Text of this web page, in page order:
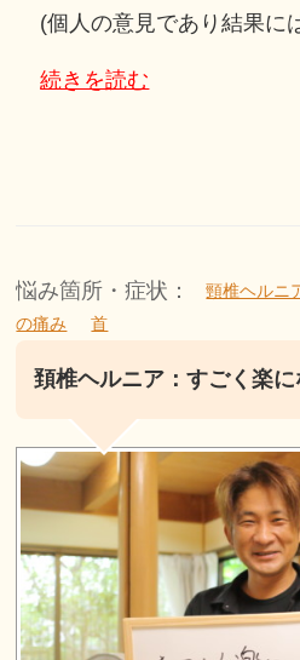
(個人の意見であり結果に
続きを読む
悩み箇所・症状： 頸椎ヘルニ
の痛み
首
頚椎ヘルニア：すごく楽